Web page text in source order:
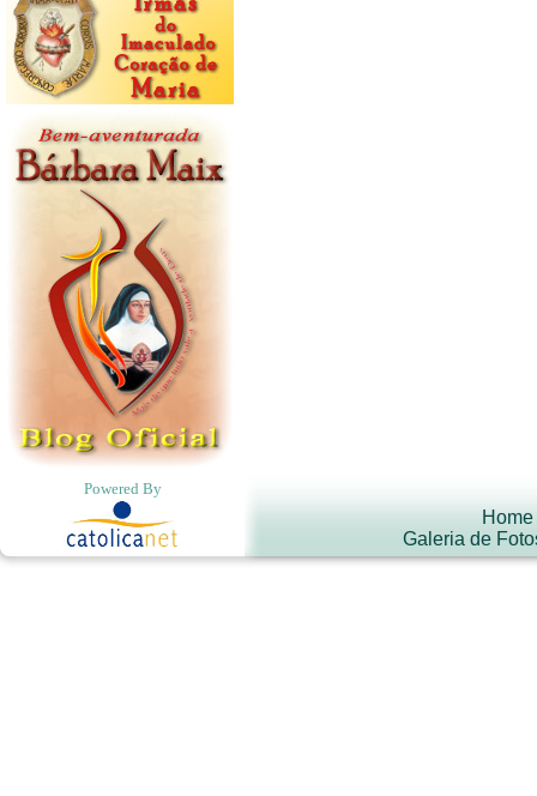
Powered By
Home
Galeria de